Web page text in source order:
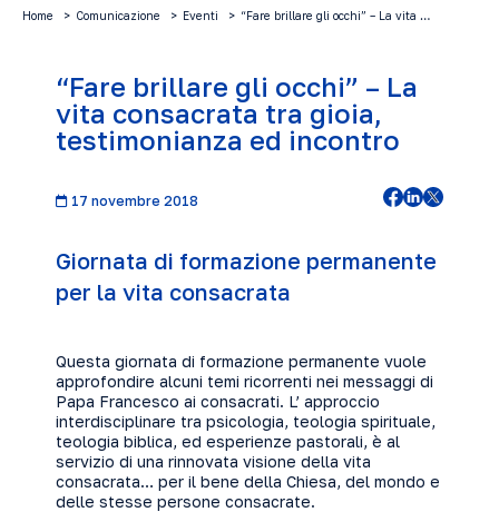
Home Comunicazione Eventi “Fare brillare gli occhi” – La vita …
“Fare brillare gli occhi” – La
vita consacrata tra gioia,
testimonianza ed incontro
17 novembre 2018
Giornata di formazione permanente
per la vita consacrata
Questa giornata di formazione permanente vuole
approfondire alcuni temi ricorrenti nei messaggi di
Papa Francesco ai consacrati. L’ approccio
interdisciplinare tra psicologia, teologia spirituale,
teologia biblica, ed esperienze pastorali, è al
servizio di una rinnovata visione della vita
consacrata… per il bene della Chiesa, del mondo e
delle stesse persone consacrate.